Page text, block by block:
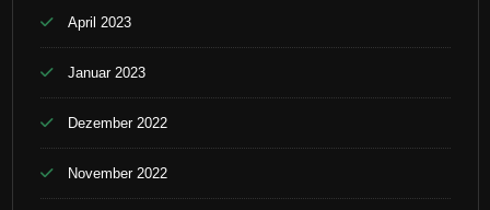
April 2023
Januar 2023
Dezember 2022
November 2022